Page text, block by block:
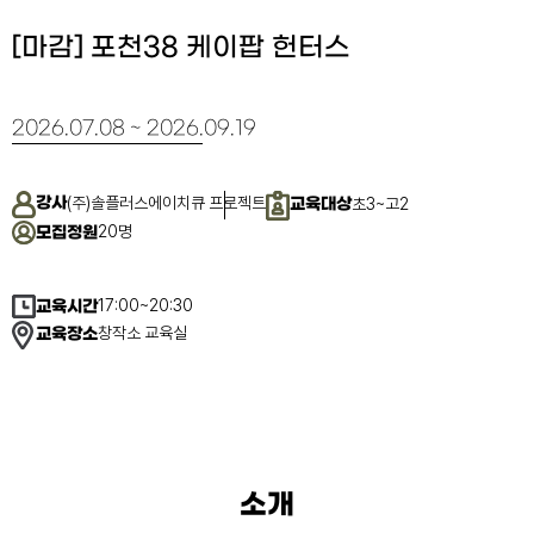
[마감] 포천38 케이팝 헌터스
2026.07.08 ~ 2026.09.19
강사(주)솔플러스에이치큐 프로젝트 교육대상초3~고2
모집정원20명
교육시간17:00~20:30
교육장소창작소 교육실
소개